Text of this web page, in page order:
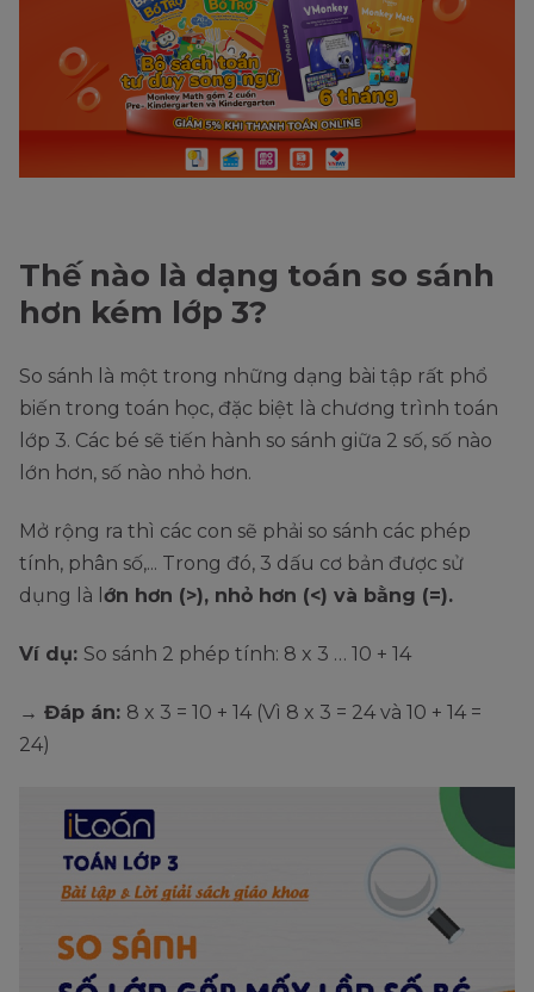
Thế nào là dạng toán so sánh
hơn kém lớp 3?
So sánh là một trong những dạng bài tập rất phổ
biến trong toán học, đặc biệt là chương trình toán
lớp 3. Các bé sẽ tiến hành so sánh giữa 2 số, số nào
lớn hơn, số nào nhỏ hơn.
Mở rộng ra thì các con sẽ phải so sánh các phép
tính, phân số,... Trong đó, 3 dấu cơ bản được sử
dụng là l ớn hơn (>), nhỏ hơn (<) và bằng (=).
Ví dụ: So sánh 2 phép tính: 8 x 3 … 10 + 14
→ Đáp án: 8 x 3 = 10 + 14 (Vì 8 x 3 = 24 và 10 + 14 =
24)